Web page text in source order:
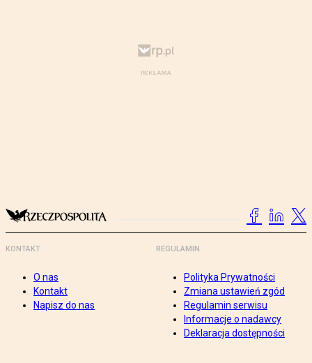
KONTAKT
O nas
Kontakt
Napisz do nas
REGULAMIN
Polityka Prywatności
Zmiana ustawień zgód
Regulamin serwisu
Informacje o nadawcy
Deklaracja dostępności